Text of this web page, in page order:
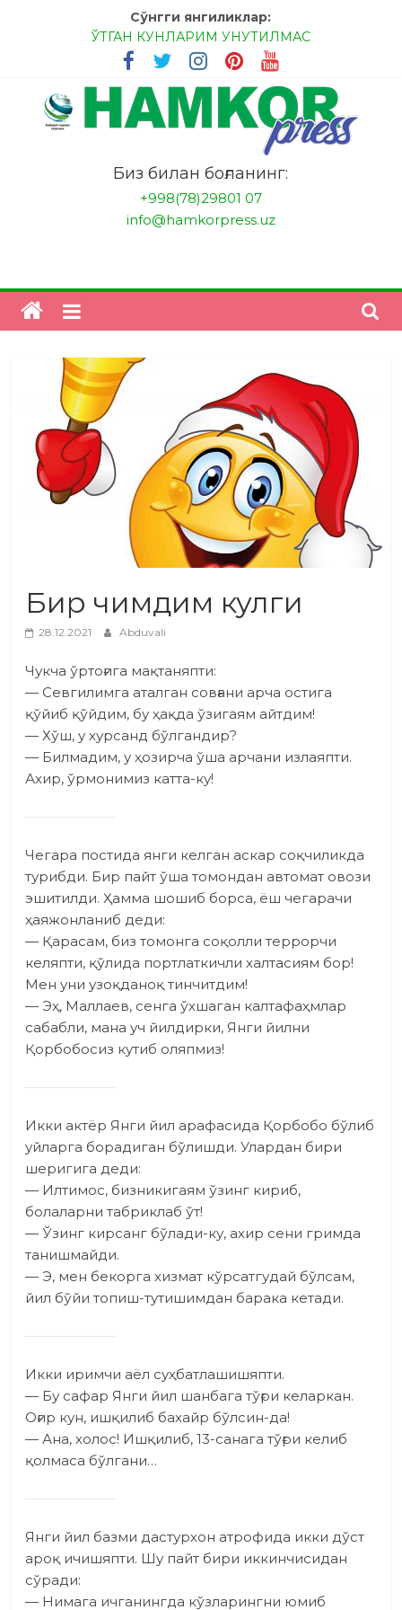
Сўнгги янгиликлар:
ЎТГАН КУНЛАРИМ УНУТИЛМАС
МЕССИ ВА РОНАЛДУ, АНА ЭНДИ ИККАЛАНГ ҲАМ
ҲУСАНОВГА ТАН БЕРИНГЛАР!
МЕҲР ОРҚАЛИ ШИФО
БАНКДА ИШЛАШ ОСОНМИ?
НАТИЖАГА ЭРИШИШ ЎЗ ҚЎЛИМИЗДА
"HamkorPress"
Биз билан боғланинг:
+998(78)29801 07
info@hamkorpress.uz
Бир чимдим кулги
28.12.2021 Abduvali
Чукча ўртоғига мақтаняпти:
— Севгилимга аталган совғани арча остига
қўйиб қўйдим, бу ҳақда ўзигаям айтдим!
— Хўш, у хурсанд бўлгандир?
— Билмадим, у ҳозирча ўша арчани излаяпти.
Ахир, ўрмонимиз катта-ку!
Чегара постида янги келган аскар соқчиликда
турибди. Бир пайт ўша томондан автомат овози
эшитилди. Ҳамма шошиб борса, ёш чегарачи
ҳаяжонланиб деди:
— Қарасам, биз томонга соқолли террорчи
келяпти, қўлида портлаткичли халтасиям бор!
Мен уни узоқданоқ тинчитдим!
— Эҳ, Маллаев, сенга ўхшаган калтафаҳмлар
сабаб­ли, мана уч йилдирки, Янги йилни
Қорбобосиз кутиб оляпмиз!
Икки актёр Янги йил арафасида Қорбобо бўлиб
уйларга борадиган бўлишди. Улардан бири
шеригига деди:
— Илтимос, бизникигаям ўзинг кириб,
болаларни табриклаб ўт!
— Ўзинг кирсанг бўлади-ку, ахир сени гримда
танишмайди.
— Э, мен бекорга хизмат кўрсатгудай бўлсам,
йил бўйи топиш-тутишимдан барака кетади.
Икки иримчи аёл суҳбатлашишяпти.
— Бу сафар Янги йил шанбага тўғри келаркан.
Оғир кун, ишқилиб бахайр бўлсин-да!
— Ана, холос! Ишқилиб, 13-санага тўғри келиб
қолмаса бўлгани…
Янги йил базми дастурхон атрофида икки дўст
ароқ ичишяпти. Шу пайт бири иккинчисидан
сўради:
— Нимага ичганингда кўзларингни юмиб